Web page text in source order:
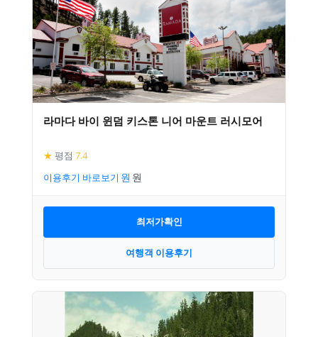
라마다 바이 윈덤 키스톤 니어 마운트 러시모어
★ 평점 7.4
이용후기 바로보기
최저가확인
여행객 이용후기